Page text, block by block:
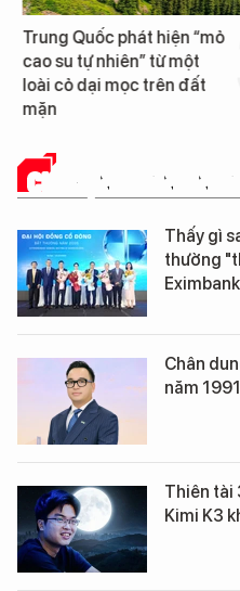
Trung Quốc phát hiện “mỏ
cao su tự nhiên” từ một
loài cỏ dại mọc trên đất
mặn
CHUYỆN DOANH
Thấy gì
thường
Chân
năm
Thiên tài
Kimi K3